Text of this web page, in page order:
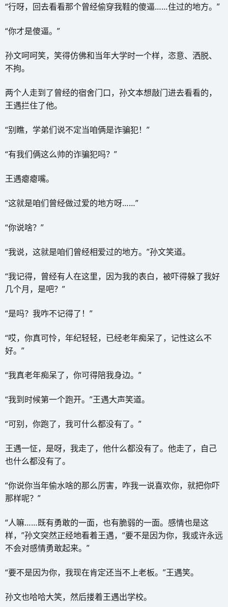
“行呀，回去看看那个曾经偷穿我鞋的傻逼……住过的地方。”
“你才是傻逼。”
孙文呵呵笑，笑得仿佛和当年大学时一个样，恣意、洒脱、
不拘。
两个人走到了曾经的宿舍门口，孙文本想敲门进去看看的，
王遇拦住了他。
“别瞧，学弟们说不定当咱俩是诈骗犯！”
“有我们俩这么帅的诈骗犯吗？”
王遇瘪瘪嘴。
“这就是咱们曾经做过爱的地方呀……”
“你说啥？”
“我说，这就是咱们曾经相爱过的地方。”孙文笑道。
“我记得，曾经有人在这里，因为我的表白，被吓得躲了我好
几个月，是吧？”
“是吗？我咋不记得了！”
“哎，你真可怜，年纪轻轻，已经老年痴呆了，记性这么不
好。”
“我真老年痴呆了，你可得陪我身边。”
“我到时候第一个跑开。”王遇大声笑道。
“可别，你跑了，我可什么都没有了。”
王遇一怔，是呀，我走了，他什么都没有了。他走了，自己
也什么都没有了。
“你说你当年偷水啥的那么厉害，咋我一说喜欢你，就把你吓
那样呢？”
“人嘛……既有勇敢的一面，也有脆弱的一面。感情也是这
样，”孙文突然正经地看着王遇，“要不是因为你，我或许永远
不会对感情勇敢起来。”
“要不是因为你，我现在肯定还当不上老板。”王遇笑。
孙文也哈哈大笑，然后搂着王遇出学校。